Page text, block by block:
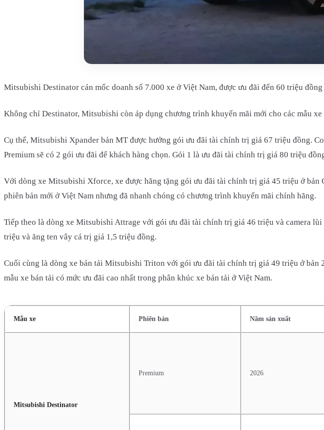
Mitsubishi Destinator cán mốc doanh số 7.000 xe ở Việt Nam, được ưu đãi đến 60 triệu
Không chỉ Destinator, Mitsubishi còn áp dụng chương trình khuyến mãi mới cho các mẫu
Cụ thể, Mitsubishi Xpander bản MT được hưởng gói ưu đãi tài chính trị giá 67 triệu đồng.
Premium sẽ có 2 gói ưu đãi để khách hàng chọn. Gói 1 là ưu đãi tài chính trị giá 80 triệu
Với dòng xe Mitsubishi Xforce, xe được hãng tặng gói ưu đãi tài chính trị giá 45 triệu ở
phiên bản mới ở Việt Nam nhưng đã nhanh chóng có chương trình khuyến mãi chính hãng.
Tiếp theo là dòng xe Mitsubishi Attrage với gói ưu đãi tài chính trị giá 46 triệu và camera
triệu và ăng ten vây cá trị giá 1,5 triệu đồng.
Cuối cùng là dòng xe bán tải Mitsubishi Triton với gói ưu đãi tài chính trị giá 49 triệu ở
mẫu xe bán tải có mức ưu đãi cao nhất trong phân khúc xe bán tải ở Việt Nam.
Mẫu xe Phiên bản Năm sản xuất
Mitsubishi Destinator
Premium 2026